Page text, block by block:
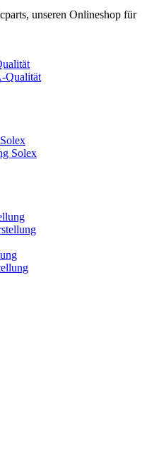
unseren Onlineshop für